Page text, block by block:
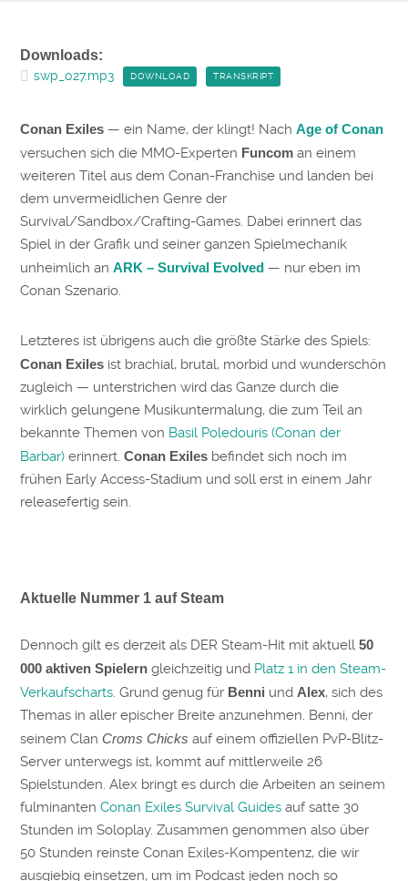
Downloads:
swp_027.mp3 DOWNLOAD TRANSKRIPT
Conan Exiles — ein Name, der klingt! NachAge of Conan
versuchen sich die MMO-Experten Funcom an einem
weiteren Titel aus dem Conan-Franchise und landen bei
dem unvermeidlichen Genre der
Survival/Sandbox/Crafting-Games. Dabei erinnert das
Spiel in der Grafik und seiner ganzen Spielmechanik
unheimlich anARK – Survival Evolved — nur eben im
Conan Szenario.
Letzteres ist übrigens auch die größte Stärke des Spiels:
Conan Exiles ist brachial, brutal, morbid und wunderschön
zugleich — unterstrichen wird das Ganze durch die
wirklich gelungene Musikuntermalung, die zum Teil an
bekannte Themen von Basil Poledouris (Conan der
Barbar) erinnert.Conan Exiles befindet sich noch im
frühen Early Access-Stadium und soll erst in einem Jahr
releasefertig sein.
Aktuelle Nummer 1 auf Steam
Dennoch gilt es derzeit als DER Steam-Hit mit aktuell50
000 aktiven Spielern gleichzeitig und Platz 1 in den Steam-
Verkaufscharts. Grund genug für Benni undAlex, sich des
Themas in aller epischer Breite anzunehmen. Benni, der
seinem ClanCroms Chicks auf einem offiziellen PvP-Blitz-
Server unterwegs ist, kommt auf mittlerweile 26
Spielstunden. Alex bringt es durch die Arbeiten an seinem
fulminantenConan Exiles Survival Guides auf satte 30
Stunden im Soloplay. Zusammen genommen also über
50 Stunden reinste Conan Exiles-Kompentenz, die wir
ausgiebig einsetzen, um im Podcast jeden noch so